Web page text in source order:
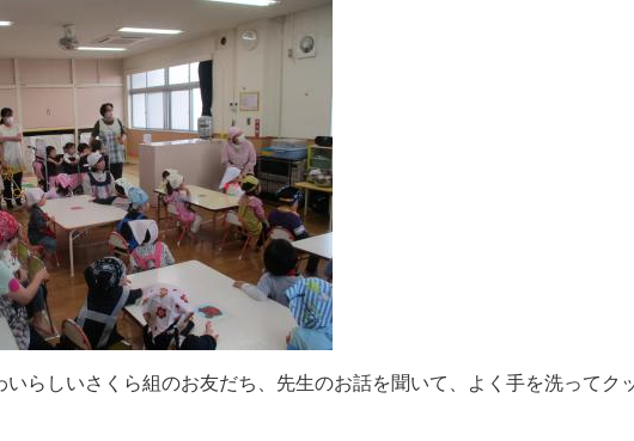
いらしいさくら組のお友だち、先生のお話を聞いて、よく手を洗ってク